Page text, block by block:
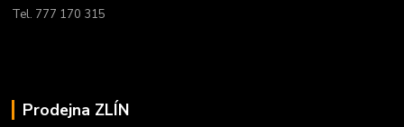
Tel. 777 170 315
Prodejna ZLÍN